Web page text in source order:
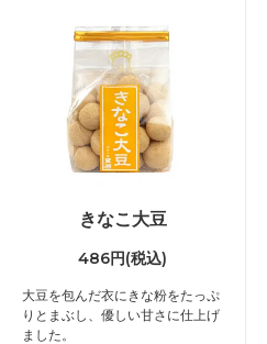
きなこ大豆
486円(税込)
大豆を包んだ衣にきな粉をたっぷ
りとまぶし、優しい甘さに仕上げ
ました。